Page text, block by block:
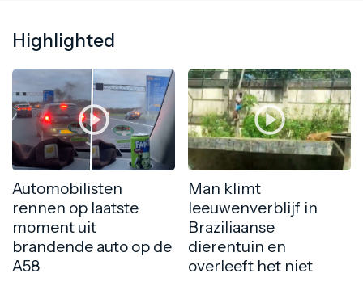
Highlighted
Automobilisten
rennen op laatste
moment uit
brandende auto op de
A58
Man klimt
leeuwenverblijf in
Braziliaanse
dierentuin en
overleeft het niet